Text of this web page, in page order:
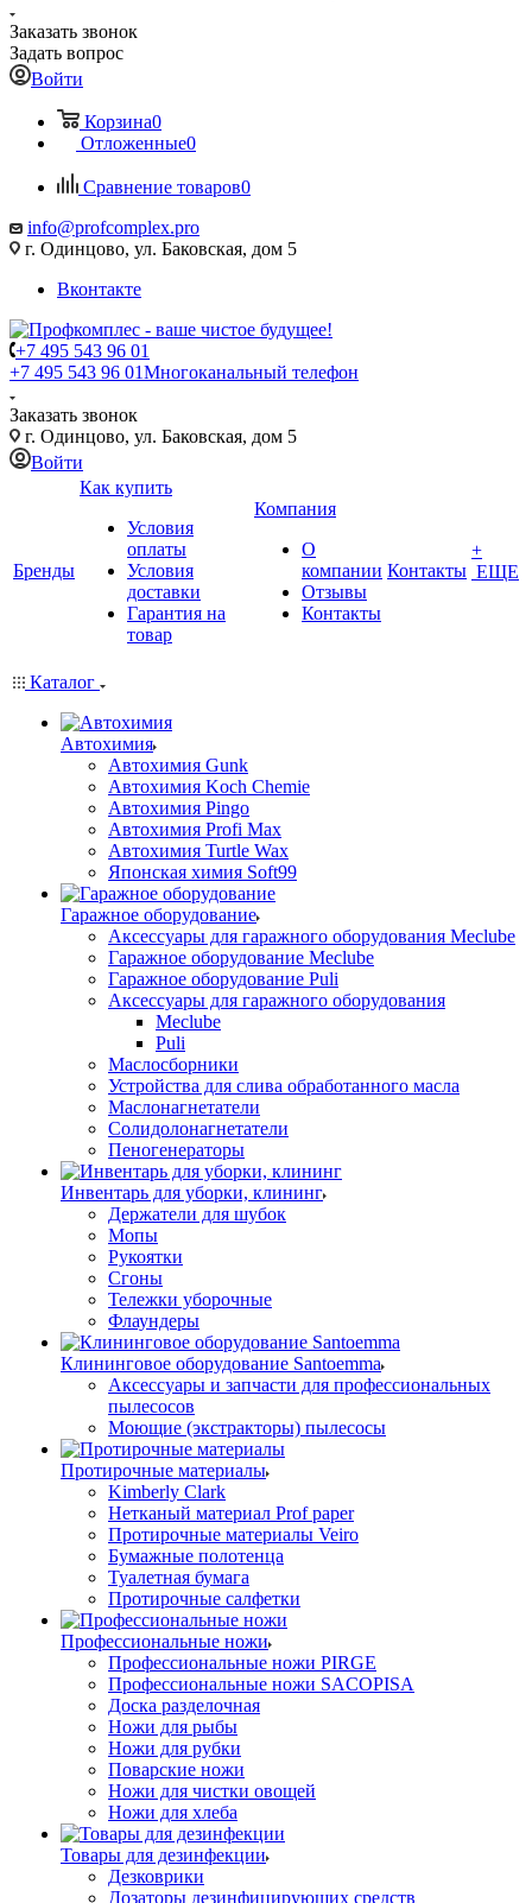
Заказать звонок
Задать вопрос
Войти
Корзина0
Отложенные0
Сравнение товаров0
info@profcomplex.pro
г. Одинцово, ул. Баковская, дом 5
Вконтакте
+7 495 543 96 01
+7 495 543 96 01Многоканальный телефон
Заказать звонок
г. Одинцово, ул. Баковская, дом 5
Войти
Бренды
Как купить
Условия
оплаты
Условия
доставки
Гарантия на
товар
Компания
О
компании
Отзывы
Контакты
Контакты
+
ЕЩЕ
Каталог
Автохимия
Автохимия Gunk
Автохимия Koch Chemie
Автохимия Pingo
Автохимия Profi Max
Автохимия Turtle Wax
Японская химия Soft99
Гаражное оборудование
Аксессуары для гаражного оборудования Meclube
Гаражное оборудование Meclube
Гаражное оборудование Puli
Аксессуары для гаражного оборудования
Meclube
Puli
Маслосборники
Устройства для слива обработанного масла
Маслонагнетатели
Солидолонагнетатели
Пеногенераторы
Инвентарь для уборки, клининг
Держатели для шубок
Мопы
Рукоятки
Сгоны
Тележки уборочные
Флаундеры
Клининговое оборудование Santoemma
Аксессуары и запчасти для профессиональных
пылесосов
Моющие (экстракторы) пылесосы
Протирочные материалы
Kimberly Clark
Нетканый материал Prof paper
Протирочные материалы Veiro
Бумажные полотенца
Туалетная бумага
Протирочные салфетки
Профессиональные ножи
Профессиональные ножи PIRGE
Профессиональные ножи SACOPISA
Доска разделочная
Ножи для рыбы
Ножи для рубки
Поварские ножи
Ножи для чистки овощей
Ножи для хлеба
Товары для дезинфекции
Дезковрики
Дозаторы дезинфицирующих средств